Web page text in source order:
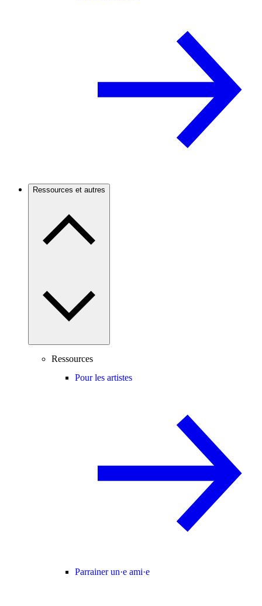
Ressources et autres
Ressources
Pour les artistes
Parrainer un·e ami·e